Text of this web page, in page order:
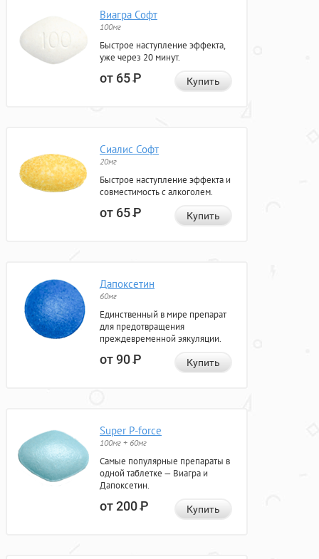
Виагра Софт
100мг
Быстрое наступление эффекта,
уже через 20 минут.
от 65Р Купить
Сиалис Софт
20мг
Быстрое наступление эффекта и
совместимость с алкоголем.
от 65Р Купить
Дапоксетин
60мг
Единственный в мире препарат
для предотвращения
преждевременной эякуляции.
от 90Р Купить
Super P-force
100мг + 60мг
Самые популярные препараты в
одной таблетке — Виагра и
Дапоксетин.
от 200Р Купить